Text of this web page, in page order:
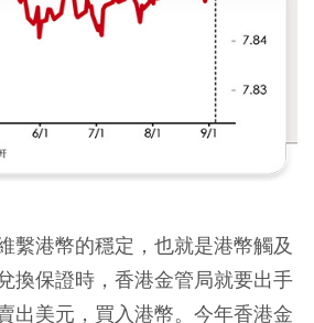
繫港幣的穩定，也就是港幣觸及
換保證時，香港金管局就要出手
出美元，買入港幣。今年香港金